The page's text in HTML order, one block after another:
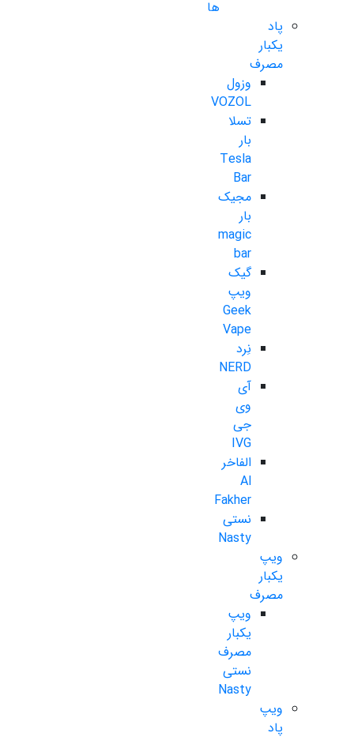
ها
پاد
یکبار
مصرف
وزول
VOZOL
تسلا
بار
Tesla
Bar
مجیک
بار
magic
bar
گیک
ویپ
Geek
Vape
نِرد
NERD
آی
وی
جی
IVG
الفاخر
Al
Fakher
نستی
Nasty
ویپ
یکبار
مصرف
ویپ
یکبار
مصرف
نستی
Nasty
ویپ
پاد